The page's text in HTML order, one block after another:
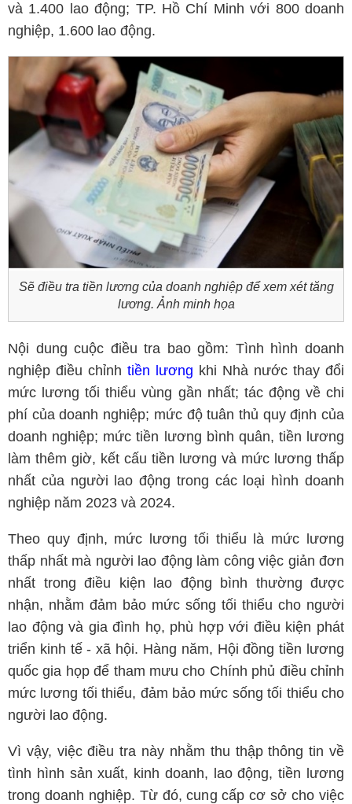
và 1.400 lao động; TP. Hồ Chí Minh với 800 doanh
nghiệp, 1.600 lao động.
Sẽ điều tra tiền lương của doanh nghiệp để xem xét tăng
lương. Ảnh minh họa
Nội dung cuộc điều tra bao gồm: Tình hình doanh
nghiệp điều chỉnh tiền lương khi Nhà nước thay đổi
mức lương tối thiểu vùng gần nhất; tác động về chi
phí của doanh nghiệp; mức độ tuân thủ quy định của
doanh nghiệp; mức tiền lương bình quân, tiền lương
làm thêm giờ, kết cấu tiền lương và mức lương thấp
nhất của người lao động trong các loại hình doanh
nghiệp năm 2023 và 2024.
Theo quy định, mức lương tối thiểu là mức lương
thấp nhất mà người lao động làm công việc giản đơn
nhất trong điều kiện lao động bình thường được
nhận, nhằm đảm bảo mức sống tối thiểu cho người
lao động và gia đình họ, phù hợp với điều kiện phát
triển kinh tế - xã hội. Hàng năm, Hội đồng tiền lương
quốc gia họp để tham mưu cho Chính phủ điều chỉnh
mức lương tối thiểu, đảm bảo mức sống tối thiểu cho
người lao động.
Vì vậy, việc điều tra này nhằm thu thập thông tin về
tình hình sản xuất, kinh doanh, lao động, tiền lương
trong doanh nghiệp. Từ đó, cung cấp cơ sở cho việc